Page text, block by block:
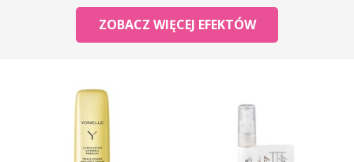
ZOBACZ WIĘCEJ EFEKTÓW